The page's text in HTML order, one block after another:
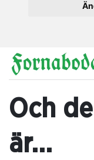
Och
är...